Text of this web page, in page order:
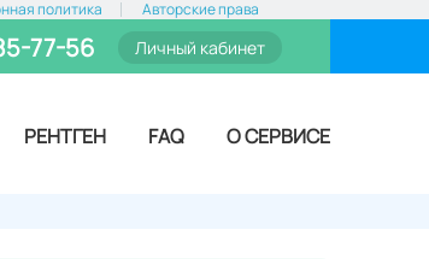
политика Авторские права
77-56 Личный кабинет
РЕНТГЕН FAQ О СЕРВИСЕ